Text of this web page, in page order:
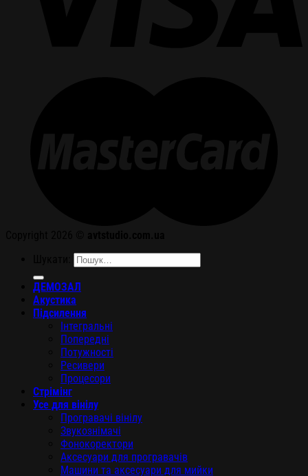
ДЕМОЗАЛ
Акустика
Підсилення
Інтегральні
Попередні
Потужності
Ресивери
Процесори
Стрімінг
Усе для вінілу
Програвачі вінілу
Звукознімачі
Фонокоректори
Аксесуари для програвачів
Машини та аксесуари для мийки